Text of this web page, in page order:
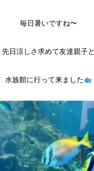
毎日暑いですね〜
先日涼しさ求めて友達親子と
水族館に行って来ました